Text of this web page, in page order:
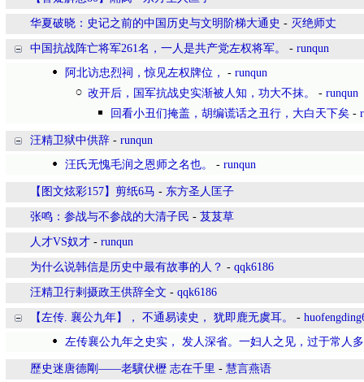
华夏破晓：史记之前的中国历史与文明阶梯大通史 - 灭绝师丈
中国抗战阵亡将军261名，一人是共产党左权将军。 - runqun
阿北访忠烈祠，惊见左权牌位，
- runqun
改开后，国军抗战史实渐被人知，功大不抹。
- runqun
回看小丑们掩盖，胡编谎话之丑行，大白天下矣 -
汪精卫狱中供辞 - runqun
汪氏无愧毛润之恩师之名也。
- runqun
【图文炫彩157】剪纸6马 - 东方圣人匡子
张鸣：参战与不参战的大清子民 - 芨芨草
人才VS奴才 - runqun
为什么说韩信是历史中最有故事的人？ - qqk6186
汪精卫行剌摄政王供辞全文 - qqk6186
【左传. 襄公九年】， 不通易读史， 犹即鹿无虞耳。 -
左传襄公九年之史实， 发人深省。一妇人之见，过于常人
歷史迷唐德剛——老驥伏櫪 志在千里 - 慧言燕语